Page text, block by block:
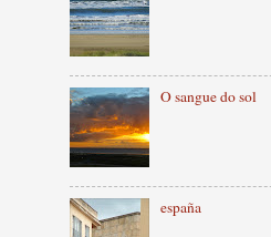
O sangue do sol
españa